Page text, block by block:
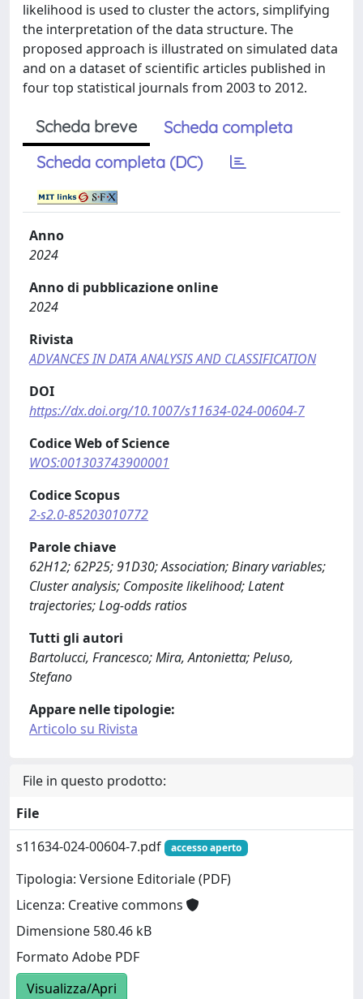
likelihood is used to cluster the actors, simplifying
the interpretation of the data structure. The
proposed approach is illustrated on simulated data
and on a dataset of scientific articles published in
four top statistical journals from 2003 to 2012.
Scheda breve
Scheda completa
Scheda completa (DC)
Anno
2024
Anno di pubblicazione online
2024
Rivista
ADVANCES IN DATA ANALYSIS AND CLASSIFICATION
DOI
https://dx.doi.org/10.1007/s11634-024-00604-7
Codice Web of Science
WOS:001303743900001
Codice Scopus
2-s2.0-85203010772
Parole chiave
62H12; 62P25; 91D30; Association; Binary variables;
Cluster analysis; Composite likelihood; Latent
trajectories; Log-odds ratios
Tutti gli autori
Bartolucci, Francesco; Mira, Antonietta; Peluso,
Stefano
Appare nelle tipologie:
Articolo su Rivista
File in questo prodotto:
File
s11634-024-00604-7.pdf
accesso aperto
Tipologia: Versione Editoriale (PDF)
Licenza: Creative commons
Dimensione 580.46 kB
Formato Adobe PDF
Visualizza/Apri